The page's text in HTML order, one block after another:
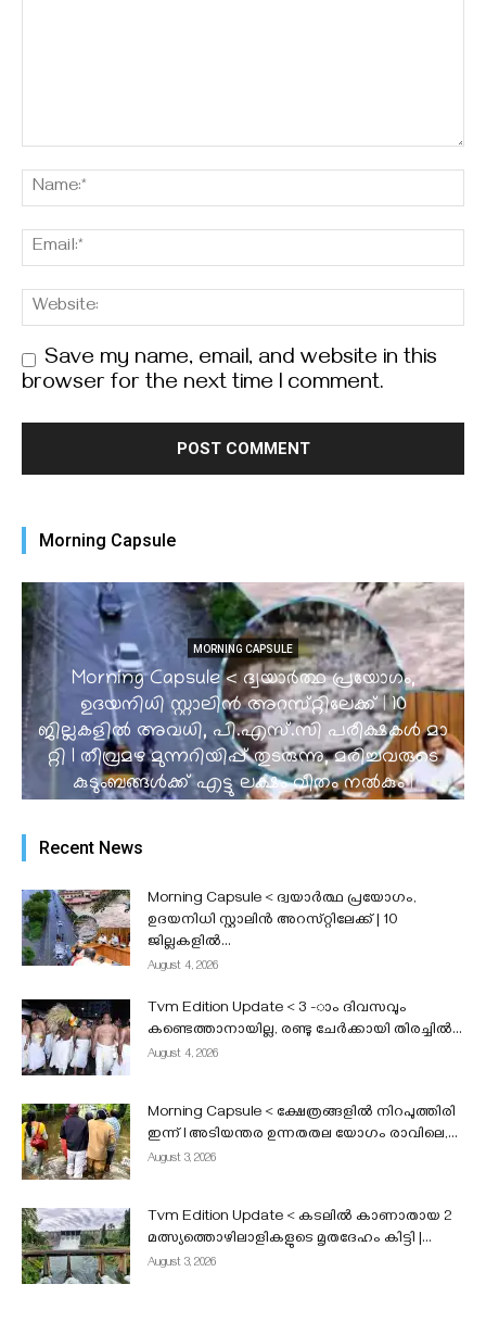
Save my name, email, and website in this
browser for the next time I comment.
Morning Capsule
MORNING CAPSULE
Morning Capsule < ദ്വയാർത്ഥ പ്രയോഗം,
ഉദയനിധി സ്റ്റാലിൻ അറസ്‌റ്റിലേക്ക് | 10
ജില്ലകളിൽ അവധി, പി.​​​എ​​​സ്.​​​സി​​​ ​​​പ​​​രീ​​​ക്ഷ​​​ക​​​ൾ​​​ ​​​മാ​​​
റ്റി I തീവ്രമഴ മുന്നറിയിപ്പ് തുടരുന്നു, മരിച്ചവരുടെ
കുടുംബങ്ങൾക്ക് എട്ടു ലക്ഷം വീതം നൽകും |
Recent News
Morning Capsule < ദ്വയാർത്ഥ പ്രയോഗം,
ഉദയനിധി സ്റ്റാലിൻ അറസ്‌റ്റിലേക്ക് | 10
ജില്ലകളിൽ...
August 4, 2026
Tvm Edition Update < 3 -ാം ദിവസവും
കണ്ടെത്താനായില്ല, രണ്ടു ചേർക്കായി തിരച്ചിൽ...
August 4, 2026
Morning Capsule < ക്ഷേത്രങ്ങളിൽ നിറപുത്തിരി
ഇന്ന് l അടിയന്തര ഉന്നതതല യോഗം രാവിലെ,...
August 3, 2026
Tvm Edition Update < കടലിൽ കാണാതായ 2
മത്സ്യത്തൊഴിലാളികളുടെ മൃതദേഹം കിട്ടി |...
August 3, 2026